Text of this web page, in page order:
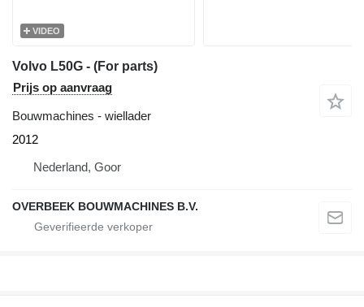
VIDEO
Volvo L50G - (For parts)
Prijs op aanvraag
Bouwmachines - wiellader
2012
Nederland, Goor
OVERBEEK BOUWMACHINES B.V.